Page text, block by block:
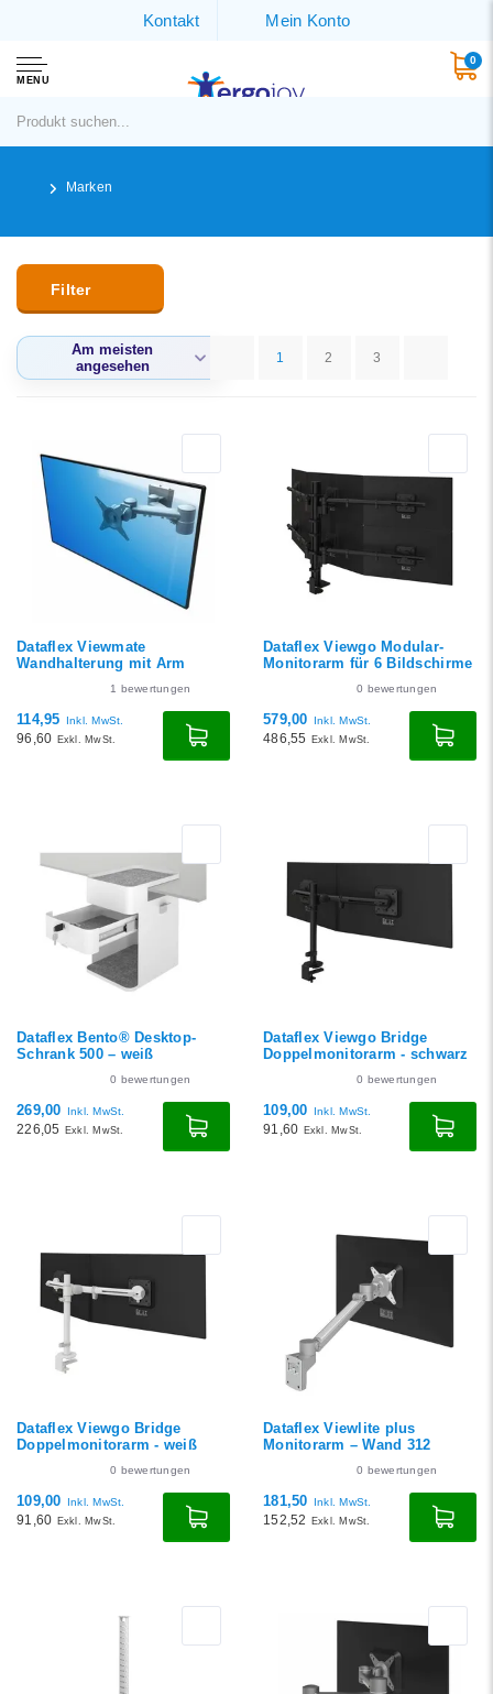
Kontakt Mein Konto
MENU
0
Marken
Filter
Am meisten
angesehen
Neueste Produkte
Niedrigster Preis
Höchster Preis
1 2 3
Dataflex Viewmate
Wandhalterung mit Arm
1 bewertungen
114,95 Inkl. MwSt.
96,60 Exkl. MwSt.
Dataflex Viewgo Modular-
Monitorarm für 6 Bildschirme
0 bewertungen
579,00 Inkl. MwSt.
486,55 Exkl. MwSt.
Dataflex Bento® Desktop-
Schrank 500 – weiß
0 bewertungen
269,00 Inkl. MwSt.
226,05 Exkl. MwSt.
Dataflex Viewgo Bridge
Doppelmonitorarm - schwarz
0 bewertungen
109,00 Inkl. MwSt.
91,60 Exkl. MwSt.
Dataflex Viewgo Bridge
Doppelmonitorarm - weiß
0 bewertungen
109,00 Inkl. MwSt.
91,60 Exkl. MwSt.
Dataflex Viewlite plus
Monitorarm – Wand 312
0 bewertungen
181,50 Inkl. MwSt.
152,52 Exkl. MwSt.